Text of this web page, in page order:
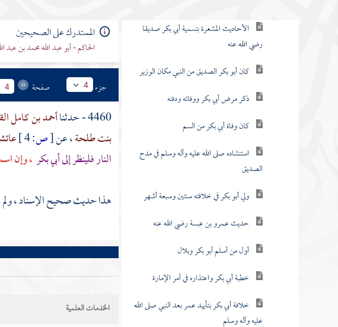
الأحاديث المشعرة بتسمية أبي بكر صديقا
رضي الله عنه
كان أبو بكر الصديق من النبي مكان الوزير
ذكر مرض أبي بكر ووفاته ودفنه
كان وفاة أبي بكر من السم
استنشاده صلى الله عليه وآله وسلم في مدح
الصديق
ولي أبو بكر في خلافته سنتين وسبعة أشهر
حديث عمرو بن عبسة رضي الله عنه
أول من أسلم أبو بكر وبلال
خطبة أبي بكر واعتذاره في أمر الإمارة
خلافة أبي بكر بتأييد عمر بعد النبي صلى الله
عليه وآله وسلم
المستدرك على الصحيحين
الحاكم - أبو عبد الله محمد بن عبد
جزء 4 صفحة 4
4460 - حدثنا أحمد بن كامل
بنت طلحة، عن[ص:4 ]
النار فلينظر إلىأبي بكر، وإن
هذا حديث صحيح الإسناد ، ولم
الخدمات العلمية